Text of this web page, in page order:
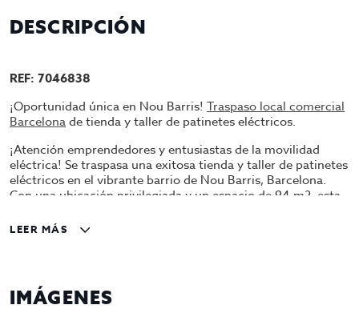
DESCRIPCIÓN
REF: 7046838
¡Oportunidad única en Nou Barris! Traspaso local comercial
Barcelonade tienda y taller de patinetes eléctricos.
¡Atención emprendedores y entusiastas de la movilidad
eléctrica! Se traspasa una exitosa tienda y taller de patinetes
eléctricos en el vibrante barrio de Nou Barris, Barcelona.
Con una ubicación privilegiada y un espacio de 94 m2, esta
movilidad sostenible. Alquiler asequible de tan solo 840
Establecimiento bien establecido con clientela fija y
excelente reputación en la comunidad.
LEER MÁS
IMÁGENES